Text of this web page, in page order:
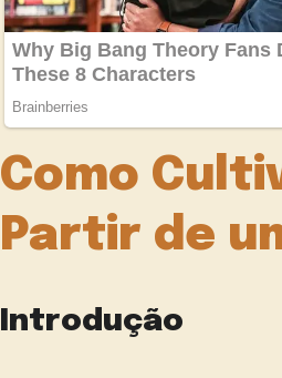
Como
Partir de
Introdução